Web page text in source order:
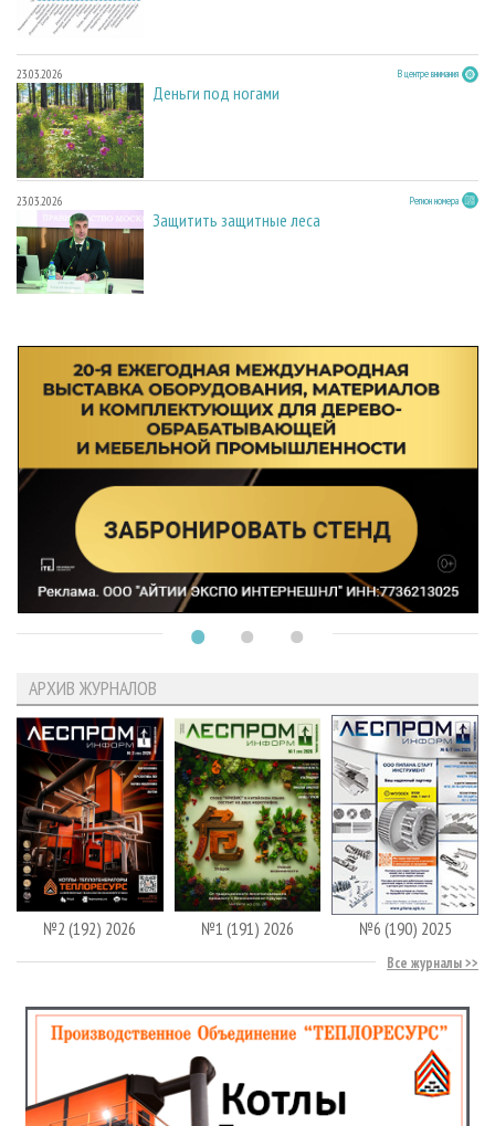
23.03.2026 В центре внимания
Деньги под ногами
23.03.2026 Регион номера
Защитить защитные леса
АРХИВ ЖУРНАЛОВ
№2 (192) 2026 №1 (191) 2026 №6 (190) 2025
Все журналы